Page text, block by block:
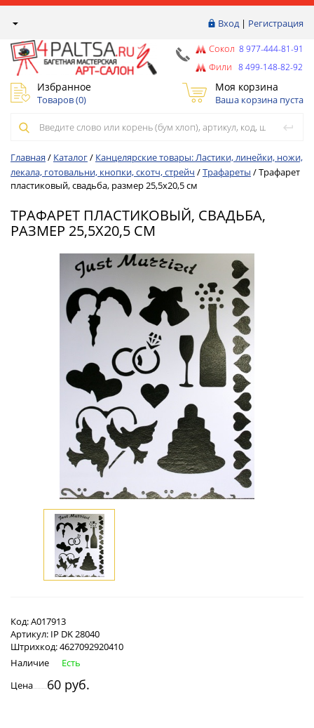
Вход| Регистрация
Сокол 8 977-444-81-91
Фили 8 499-148-82-92
Избранное
Товаров (0)
Моя корзина
Ваша корзина пуста
Главная / Каталог/ Канцелярские товары: Ластики, линейки, ножи,
лекала, готовальни, кнопки, скотч, стрейч /Трафареты /Трафарет
пластиковый, свадьба, размер 25,5х20,5 см
ТРАФАРЕТ ПЛАСТИКОВЫЙ, СВАДЬБА,
РАЗМЕР 25,5Х20,5 СМ
Код:А017913
Артикул: IP DK 28040
Штрихкод:4627092920410
Наличие
Есть
Цена
60 руб.